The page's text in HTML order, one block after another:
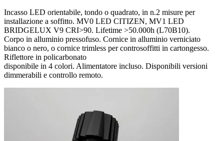
Incasso LED orientabile, tondo o quadrato, in n.2 misure per
installazione a soffitto. MV0 LED CITIZEN, MV1 LED
BRIDGELUX V9 CRI>90. Lifetime >50.000h (L70B10).
Corpo in alluminio pressofuso. Cornice in alluminio verniciato
bianco o nero, o cornice trimless per controsoffitti in cartongesso.
Riflettore in policarbonato
disponibile in 4 colori. Alimentatore incluso. Disponibili versioni
dimmerabili e controllo remoto.